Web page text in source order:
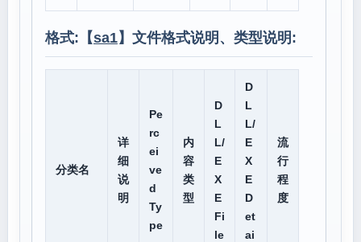
格式:【sa1】文件格式说明、类型说明:
分类名
详
细
说
明
Pe
rc
ei
ve
d
Ty
pe
内
容
类
型
D
L
L/
E
X
E
Fi
le
D
L
L/
E
X
E
D
et
ai
流
行
程
度